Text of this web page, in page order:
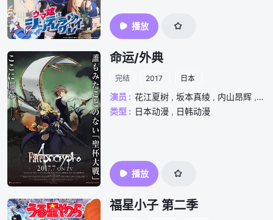
播放
命运/外典
完结 2017 日本
演员 : 花江夏树 , 坂本真绫 , 内山昂辉 , 泽
类型 : 日本动漫 , 日韩动漫
播放
福星小子 第二季